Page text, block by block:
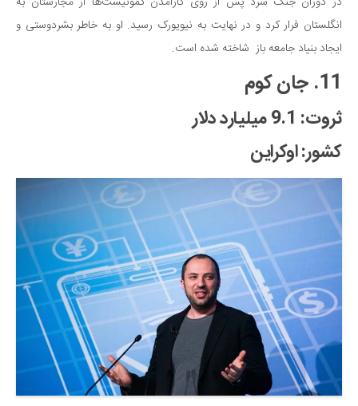
انگلستان فرار کرد و در نهایت به نیویورک رسید. او به خاطر بشردوستی و
ایجاد بنیاد جامعه باز شاخته شده است.
11. جان کوم
ثروت: 9.1 میلیارد دلار
کشور: اوکراین